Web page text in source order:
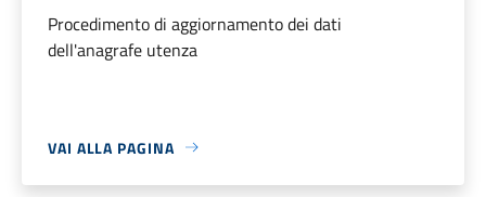
Procedimento di aggiornamento dei dati
dell'anagrafe utenza
VAI ALLA PAGINA